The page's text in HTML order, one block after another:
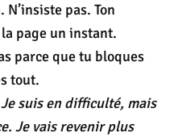
pas. Ton
page un instant.
parce que tu bloques
tout.
Je suis en difficulté, mais
Je vais revenir plus